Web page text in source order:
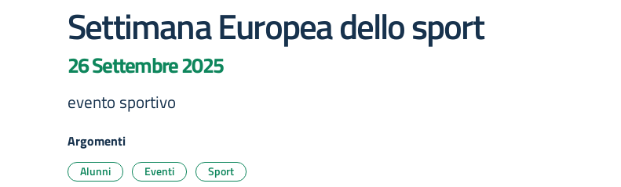
Settimana Europea dello sport
26 Settembre 2025
evento sportivo
Argomenti
Alunni Eventi Sport